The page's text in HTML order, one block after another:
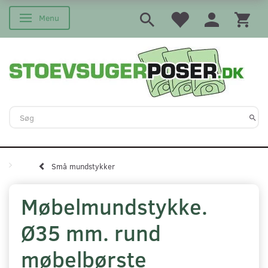
Skifte navigation
Menu
Små mundstykker
Møbelmundstykke.
Ø35 mm. rund
møbelbørste